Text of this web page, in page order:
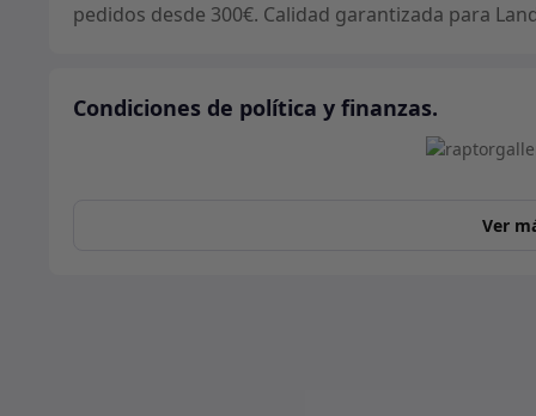
pedidos desde 300€. Calidad garantizada para
Condiciones de política y finanzas.
Ver